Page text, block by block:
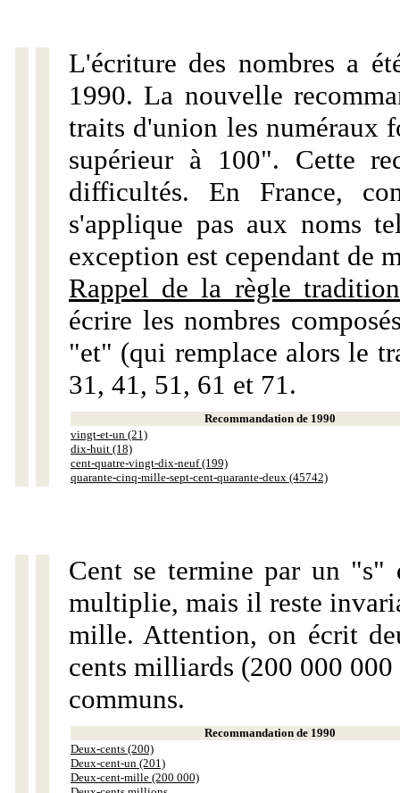
L'écriture des nombres a
1990. La nouvelle
traits d'union les numéraux
supérieur à 100". Cette
difficultés. En France,
s'applique pas aux noms
exception est cependant de
Rappel de la règle
écrire les nombres
"et" (qui remplace alors le
31, 41, 51, 61 et 71.
Recommandation de 1990
vingt-et-un (21)
dix-huit (18)
cent-quatre-vingt-dix-neuf (199)
quarante-cinq-mille-sept-cent-quarante-deux (45742)
Cent se termine par un "s"
multiplie, mais il reste
mille. Attention, on écrit
cents milliards (200 000
communs.
Recommandation de 1990
Deux-cents (200)
Deux-cent-un (201)
Deux-cent-mille (200 000)